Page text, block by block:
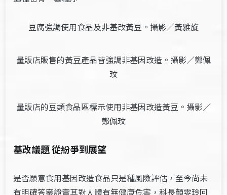
豆腐強調使用食品及非基改黃豆。攝影／黃雅旋
量販店販售的黃豆產品皆強調非基因改造。攝影／鄭佩
玟
量販店的豆類食品區標示使用非基因改造黃豆。攝影／
鄭佩玟
基改議題 從紛爭到展望
是否願意食用基因改造食品只是種風險評估，至今尚未
有明確答案證實其對人體有無健康危害，科長顏雯玲回